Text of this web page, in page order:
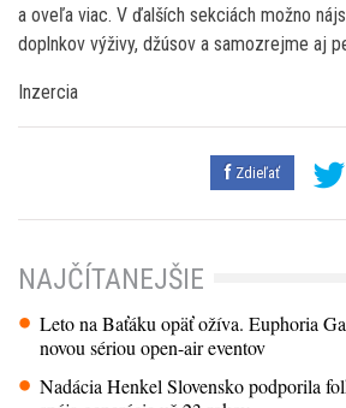
a oveľa viac. V ďalších sekciách možno
doplnkov výživy, džúsov a samozrejme aj
Inzercia
Zdieľať
NAJČÍTANEJŠIE
Leto na Baťáku opäť ožíva. Euphoria
novou sériou open-air eventov
Nadácia Henkel Slovensko podporila